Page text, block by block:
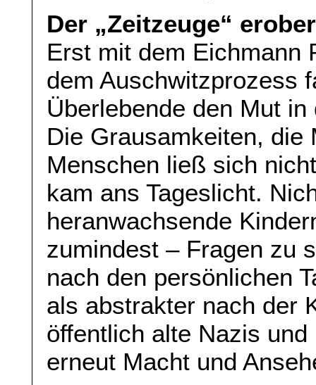
Der „Zeitzeuge“
Erst mit dem Eichmann
dem Auschwitzprozess
Überlebende den Mut
Die Grausamkeiten, die
Menschen ließ sich
kam ans Tageslicht.
heranwachsende
zumindest – Fragen zu
nach den persönlichen
als abstrakter nach der
öffentlich alte Nazis
erneut Macht und